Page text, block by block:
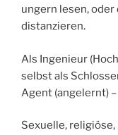
ungern lesen,
distanzieren.
Als Ingenieur
selbst als
Agent (angelernt)
Sexuelle,